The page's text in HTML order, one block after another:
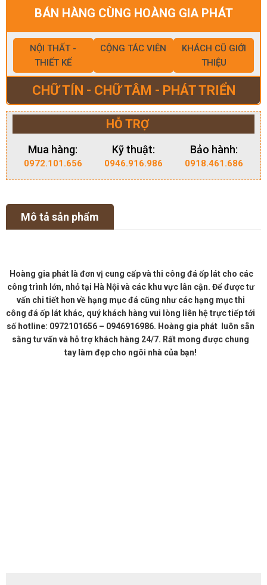
BÁN HÀNG CÙNG HOÀNG GIA PHÁT
NỘI THẤT -
THIẾT KẾ
CỘNG TÁC VIÊN
KHÁCH CŨ GIỚI
THIỆU
CHỮ TÍN - CHỮ TÂM - PHÁT TRIỂN
HỖ TRỢ
Mua hàng:
0972.101.656
Kỹ thuật:
0946.916.986
Bảo hành:
0918.461.686
Mô tả sản phẩm
Hoàng gia phát là đơn vị cung cấp và thi công đá ốp lát cho các
công trình lớn, nhỏ tại Hà Nội và các khu vực lân cận. Để được tư
vấn chi tiết hơn về hạng mục đá cũng như các hạng mục thi
công đá ốp lát khác, quý khách hàng vui lòng liên hệ trực tiếp tới
số hotline: 0972101656 – 0946916986. Hoàng gia phát luôn sẵn
sằng tư vấn và hỗ trợ khách hàng 24/7. Rất mong được chung
tay làm đẹp cho ngôi nhà của bạn!